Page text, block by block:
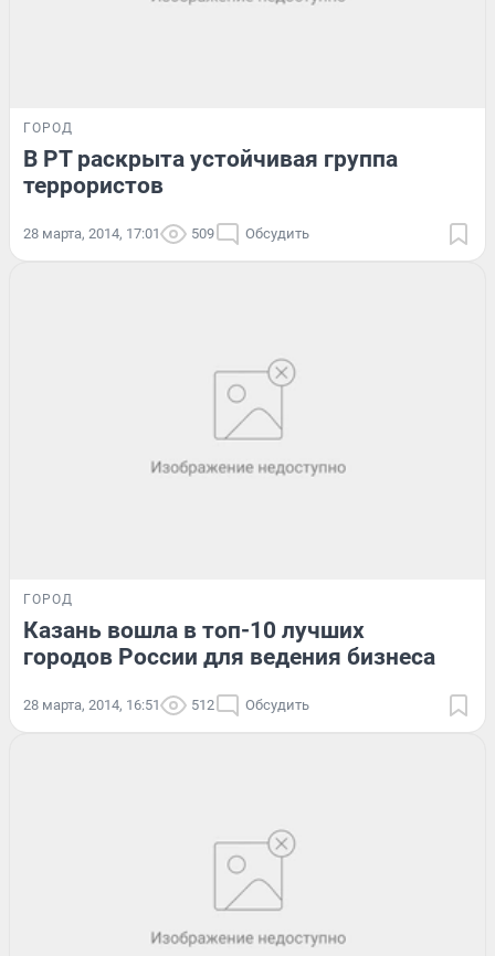
ГОРОД
В РТ раскрыта устойчивая группа
террористов
28 марта, 2014, 17:01 509 Обсудить
ГОРОД
Казань вошла в топ-10 лучших
городов России для ведения бизнеса
28 марта, 2014, 16:51 512 Обсудить